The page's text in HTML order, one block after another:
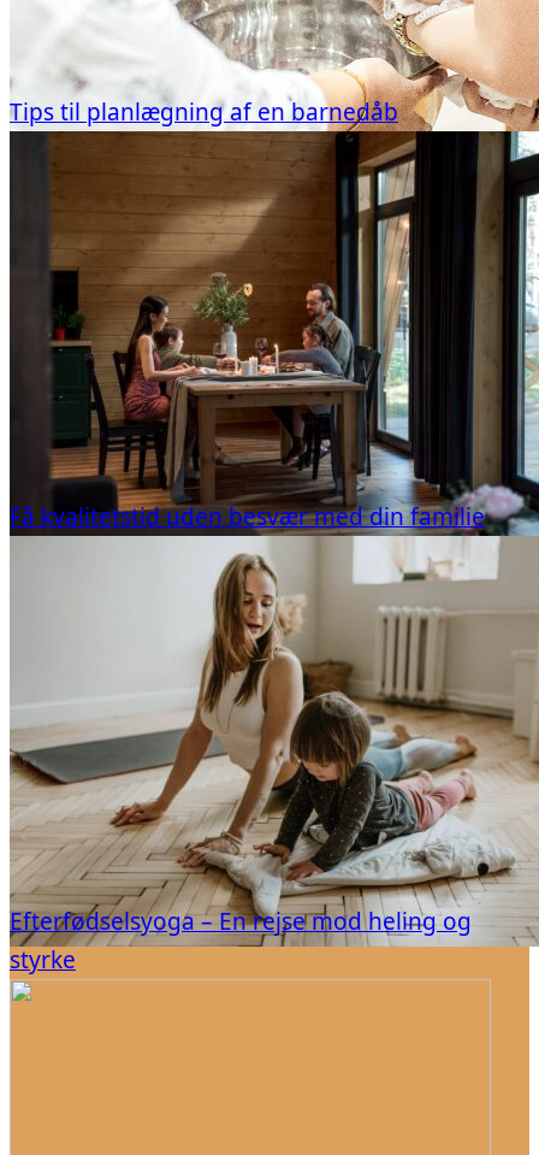
Tips til planlægning af en barnedåb
Få kvalitetstid uden besvær med din familie
Efterfødselsyoga – En rejse mod heling og
styrke